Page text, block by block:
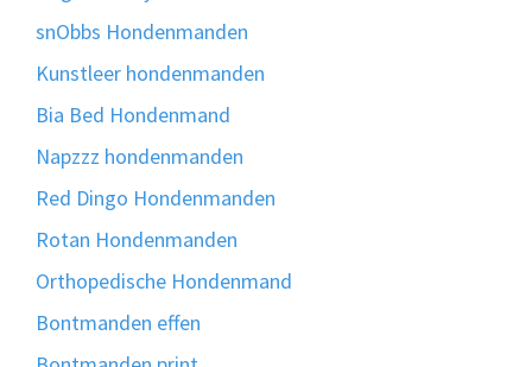
snObbs Hondenmanden
Kunstleer hondenmanden
Bia Bed Hondenmand
Napzzz hondenmanden
Red Dingo Hondenmanden
Rotan Hondenmanden
Orthopedische Hondenmand
Bontmanden effen